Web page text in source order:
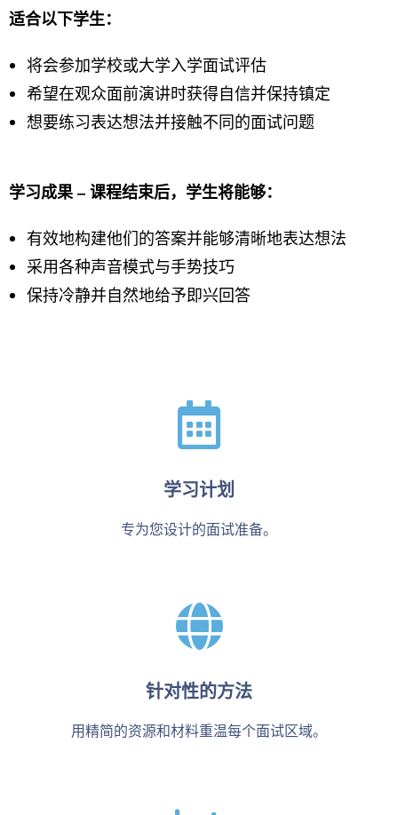
适合以下学生：
将会参加学校或大学入学面试评估
希望在观众面前演讲时获得自信并保持镇定
想要练习表达想法并接触不同的面试问题
学习成果 – 课程结束后，学生将能够：
有效地构建他们的答案并能够清晰地表达想法
采用各种声音模式与手势技巧
保持冷静并自然地给予即兴回答
学习计划
专为您设计的面试准备。
针对性的方法
用精简的资源和材料重温每个面试区域。